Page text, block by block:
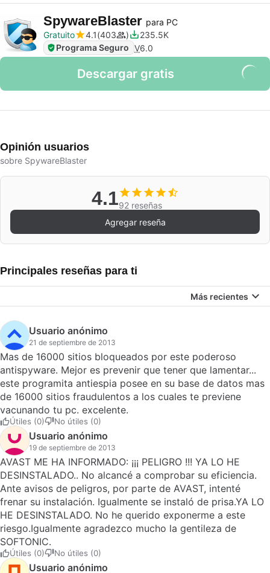
SpywareBlaster para PC
Gratuito
4.1 403
235.5K
Programa Seguro V6.0
Descargar gratis
Opinión usuarios
sobre SpywareBlaster
4.192 reseñas
Agregar reseña
Principales reseñas para ti
Más recientes
Usuario anónimo
21 de septiembre de 2013
Mas de 16000 sitios bloqueados por este poderoso
antispyware. Mejor es prevenir que tener que lamentar...
este programita antiespia posee en su base de datos mas
de 16000 sitios fraudulentos a los cuales te previene
vacunando tu pc. excelente.
Útiles (0) No útiles (0)
Usuario anónimo
19 de septiembre de 2013
AVAST ME HA INFORMADO: ¡¡¡ PELIGRO !!! YA LO HE
DESINSTALADO.. No alcancé a comprobar su eficiencia.
Ante avisos de peligros, por parte de AVAST, intenté
frenar su instalación. Igualmente se instaló de prisa.YA LO
HE DESINSTALADO. No he querido exponerme a este
riesgo.Igualmente agradezco mucho la gentileza de
SOFTONIC.
Útiles (0) No útiles (0)
Usuario anónimo